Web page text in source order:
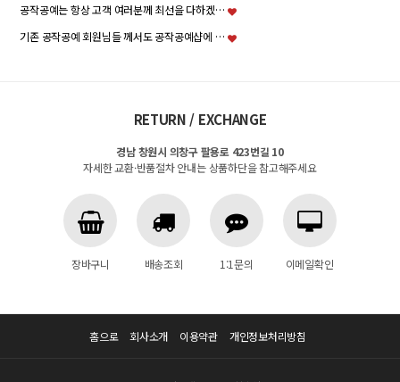
공작공예는 항상 고객 여러분께 최선을 다하겠…
기존 공작공예 회원님들 께서도 공작공예샵에 …
RETURN / EXCHANGE
경남 창원시 의창구 팔용로 423번길 10
자세한 교환·반품절차 안내는 상품하단을 참고해주세요
장바구니 배송조회 1:1문의 이메일확인
홈으로 회사소개 이용약관 개인정보처리방침